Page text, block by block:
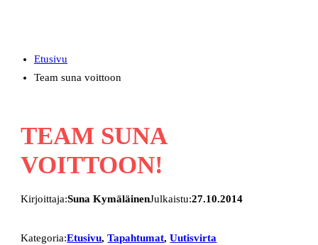
Etusivu
Team suna voittoon
TEAM SUNA
VOITTOON!
Kirjoittaja:Suna KymäläinenJulkaistu:27.10.2014
Kategoria:Etusivu, Tapahtumat, Uutisvirta